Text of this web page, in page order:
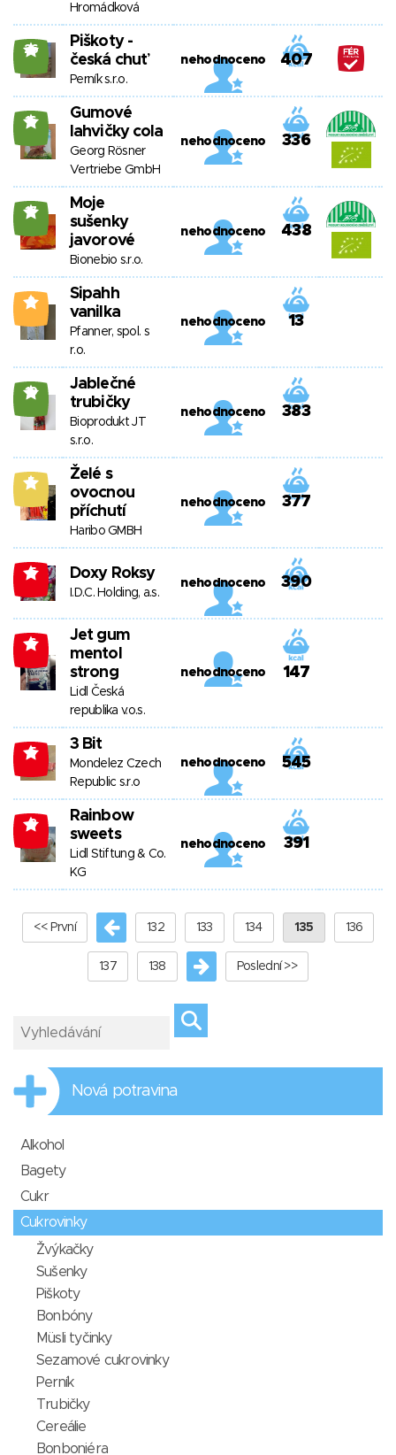
Hromádková
26
Piškoty -
česká chuť
Perník s.r.o.
nehodnoceno 407
16
Gumové
lahvičky cola
Georg Rösner
Vertriebe GmbH
nehodnoceno 336
17
Moje
sušenky
javorové
Bionebio s.r.o.
nehodnoceno 438
2
Sipahh
vanilka
Pfanner, spol. s
r.o.
nehodnoceno 13
19
Jablečné
trubičky
Bioprodukt JT
s.r.o.
nehodnoceno 383
5
Želé s
ovocnou
příchutí
Haribo GMBH
nehodnoceno 377
-5 Doxy Roksy
I.D.C. Holding, a.s.
nehodnoceno 390
-6
Jet gum
mentol
strong
Lidl Česká
republika v.o.s.
nehodnoceno 147
-5 3 Bit
Mondelez Czech
Republic s.r.o
nehodnoceno 545
-3
Rainbow
sweets
Lidl Stiftung & Co.
KG
nehodnoceno 391
<< První 132 133 134 135 136
137 138 Poslední >>
Nová potravina
Alkohol
Bagety
Cukr
Cukrovinky
Žvýkačky
Sušenky
Piškoty
Bonbóny
Müsli tyčinky
Sezamové cukrovinky
Perník
Trubičky
Cereálie
Bonboniéra